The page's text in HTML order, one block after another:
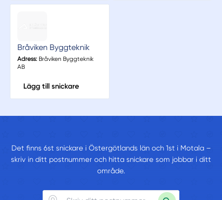
Bråviken Byggteknik
Adress:Bråviken Byggteknik
AB
Lägg till snickare
Det finns 6st snickare i Östergötlands län och 1st i Motala –
skriv in ditt postnummer och hitta snickare som jobbar i ditt
område.